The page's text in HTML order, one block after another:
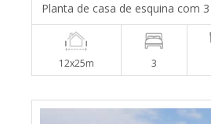
Planta de casa de esquina com
12x25m 3